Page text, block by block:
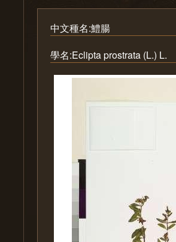
中文種名:鱧腸
學名:Eclipta prostrata (L.) L.